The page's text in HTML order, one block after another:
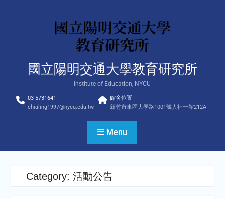
國立陽明交通大學教育研究所
Institute of Education, NYCU
03-5731641
chialing1997@nycu.edu.tw
館舍位置
新竹市東區大學路1001號人社一館212A
Menu
Category: 活動公告